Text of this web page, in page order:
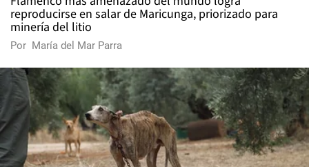
reproducirse en salar de Maricunga, priorizado para
minería del litio
Por María del Mar Parra